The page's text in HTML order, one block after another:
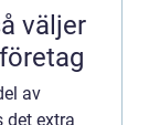
av
det extra